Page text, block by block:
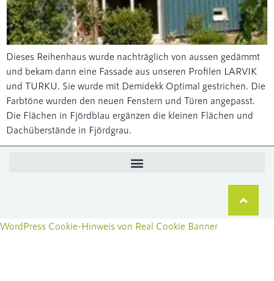
Dieses Reihenhaus wurde nachträglich von aussen gedämmt
und bekam dann eine Fassade aus unseren Profilen LARVIK
und TURKU. Sie wurde mit Demidekk Optimal gestrichen. Die
Farbtöne wurden den neuen Fenstern und Türen angepasst.
Die Flächen in Fjördblau ergänzen die kleinen Flächen und
Dachüberstände in Fjördgrau.
WordPress Cookie-Hinweis von Real Cookie Banner